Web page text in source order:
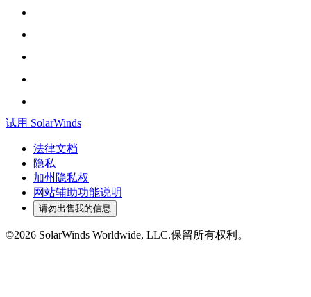
试用 SolarWinds
法律文档
隐私
加州隐私权
网站辅助功能说明
请勿出售我的信息
©2026 SolarWinds Worldwide, LLC.保留所有权利。